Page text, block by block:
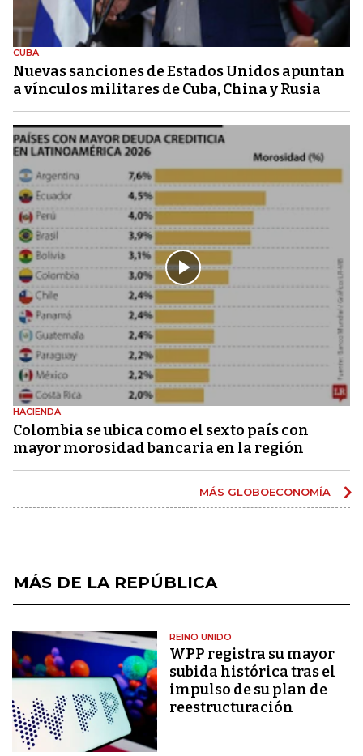
CUBA
Nuevas sanciones de Estados Unidos apuntan
a vínculos militares de Cuba, China y Rusia
HACIENDA
Colombia se ubica como el sexto país con
mayor morosidad bancaria en la región
MÁS GLOBOECONOMÍA
MÁS DE LA REPÚBLICA
REINO UNIDO
WPP registra su mayor
subida histórica tras el
impulso de su plan de
reestructuración